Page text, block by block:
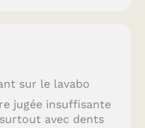
sur le lavabo
jugée insuffisante
avec dents